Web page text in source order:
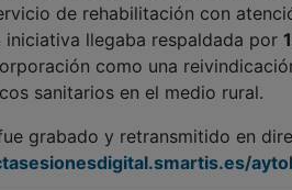
de rehabilitación con
iniciativa llegaba respaldada por
como una
sanitarios en el medio rural.
grabado y retransmitido en